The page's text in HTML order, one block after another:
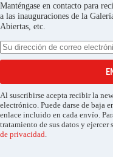
Manténgase en contacto para
a las inauguraciones de la
Abiertas, etc.
Al suscribirse acepta recibir la
electrónico. Puede darse de baja
enlace incluido en cada envío.
tratamiento de sus datos y ejercer
de privacidad.